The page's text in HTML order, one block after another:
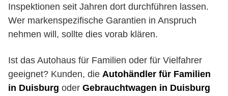
Inspektionen seit Jahren dort durchführen lassen.
Wer markenspezifische Garantien in Anspruch
nehmen will, sollte dies vorab klären.
Ist das Autohaus für Familien oder für Vielfahrer
geeignet? Kunden, die Autohändler für Familien
in Duisburg oder Gebrauchtwagen in Duisburg